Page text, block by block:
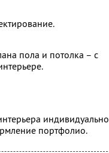
пола и потолка – с
индивидуально
портфолио.